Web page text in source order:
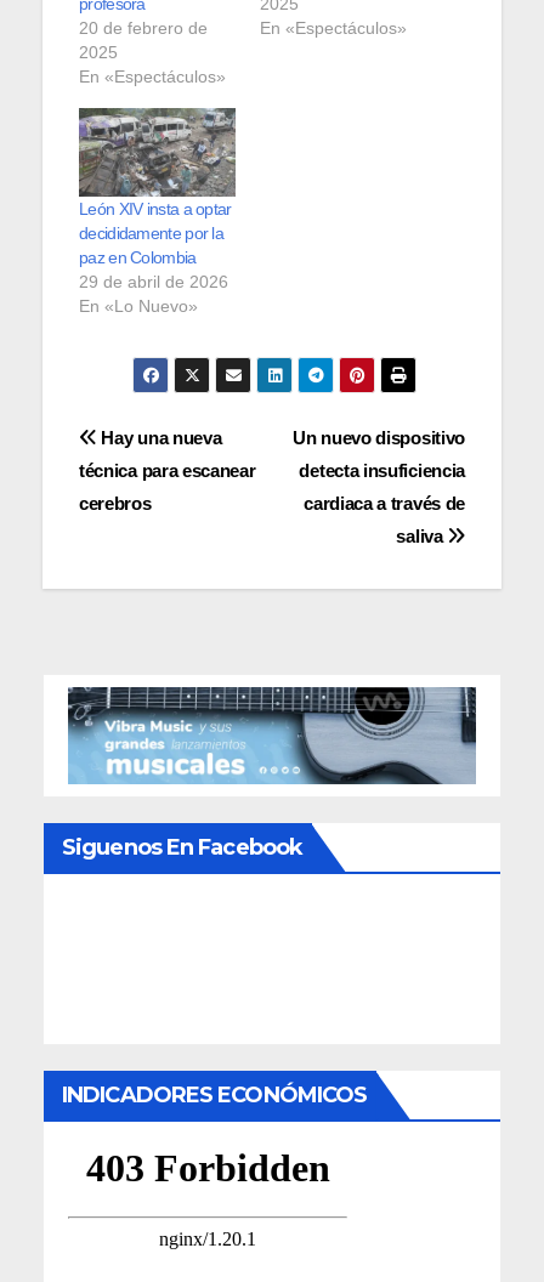
20 de febrero de
2025
En «Espectáculos»
En «Espectáculos»
León XIV insta a optar
decididamente por la
paz en Colombia
29 de abril de 2026
En «Lo Nuevo»
Navegación
de
Un nuevo dispositivo
detecta insuficiencia
cardiaca a través de
saliva
Hay una nueva
técnica para escanear
cerebros
Siguenos En Facebook
INDICADORES ECONÓMICOS